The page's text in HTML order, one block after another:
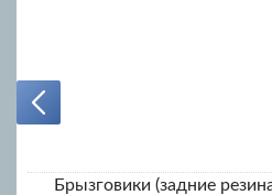
Брызговики (задние